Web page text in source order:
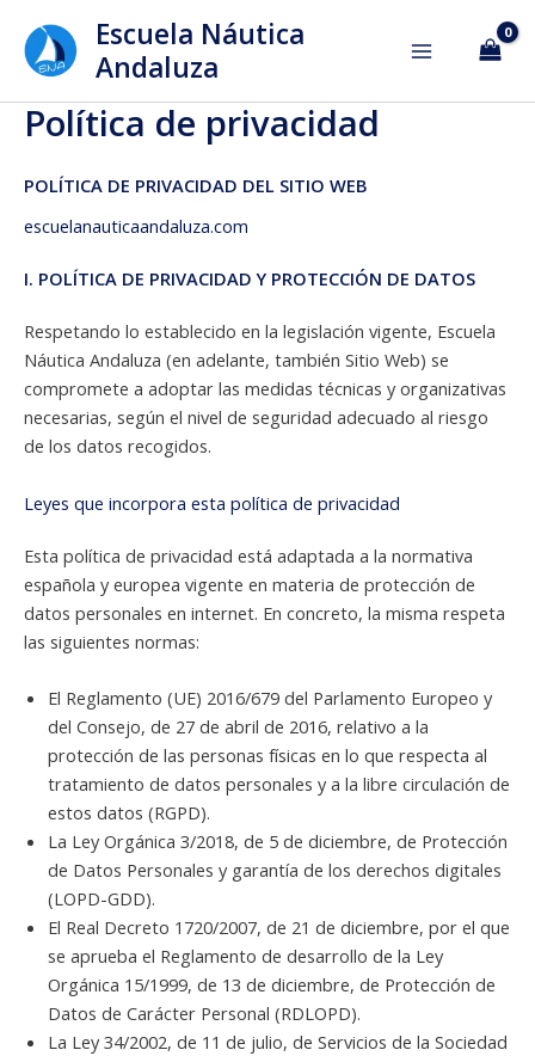
contenido
Escuela Náutica
Andaluza
Política de privacidad
POLÍTICA DE PRIVACIDAD DEL SITIO WEB
escuelanauticaandaluza.com
I. POLÍTICA DE PRIVACIDAD Y PROTECCIÓN DE DATOS
Respetando lo establecido en la legislación vigente, Escuela
Náutica Andaluza (en adelante, también Sitio Web) se
compromete a adoptar las medidas técnicas y organizativas
necesarias, según el nivel de seguridad adecuado al riesgo
de los datos recogidos.
Leyes que incorpora esta política de privacidad
Esta política de privacidad está adaptada a la normativa
española y europea vigente en materia de protección de
datos personales en internet. En concreto, la misma respeta
las siguientes normas:
El Reglamento (UE) 2016/679 del Parlamento Europeo y
del Consejo, de 27 de abril de 2016, relativo a la
protección de las personas físicas en lo que respecta al
tratamiento de datos personales y a la libre circulación de
estos datos (RGPD).
La Ley Orgánica 3/2018, de 5 de diciembre, de Protección
de Datos Personales y garantía de los derechos digitales
(LOPD-GDD).
El Real Decreto 1720/2007, de 21 de diciembre, por el que
se aprueba el Reglamento de desarrollo de la Ley
Orgánica 15/1999, de 13 de diciembre, de Protección de
Datos de Carácter Personal (RDLOPD).
La Ley 34/2002, de 11 de julio, de Servicios de la Sociedad